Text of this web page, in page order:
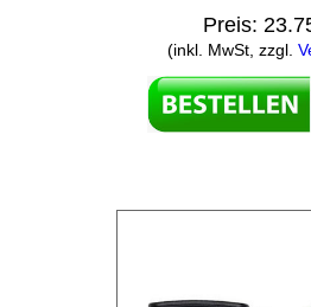
Preis:
(inkl. MwSt, zzgl.